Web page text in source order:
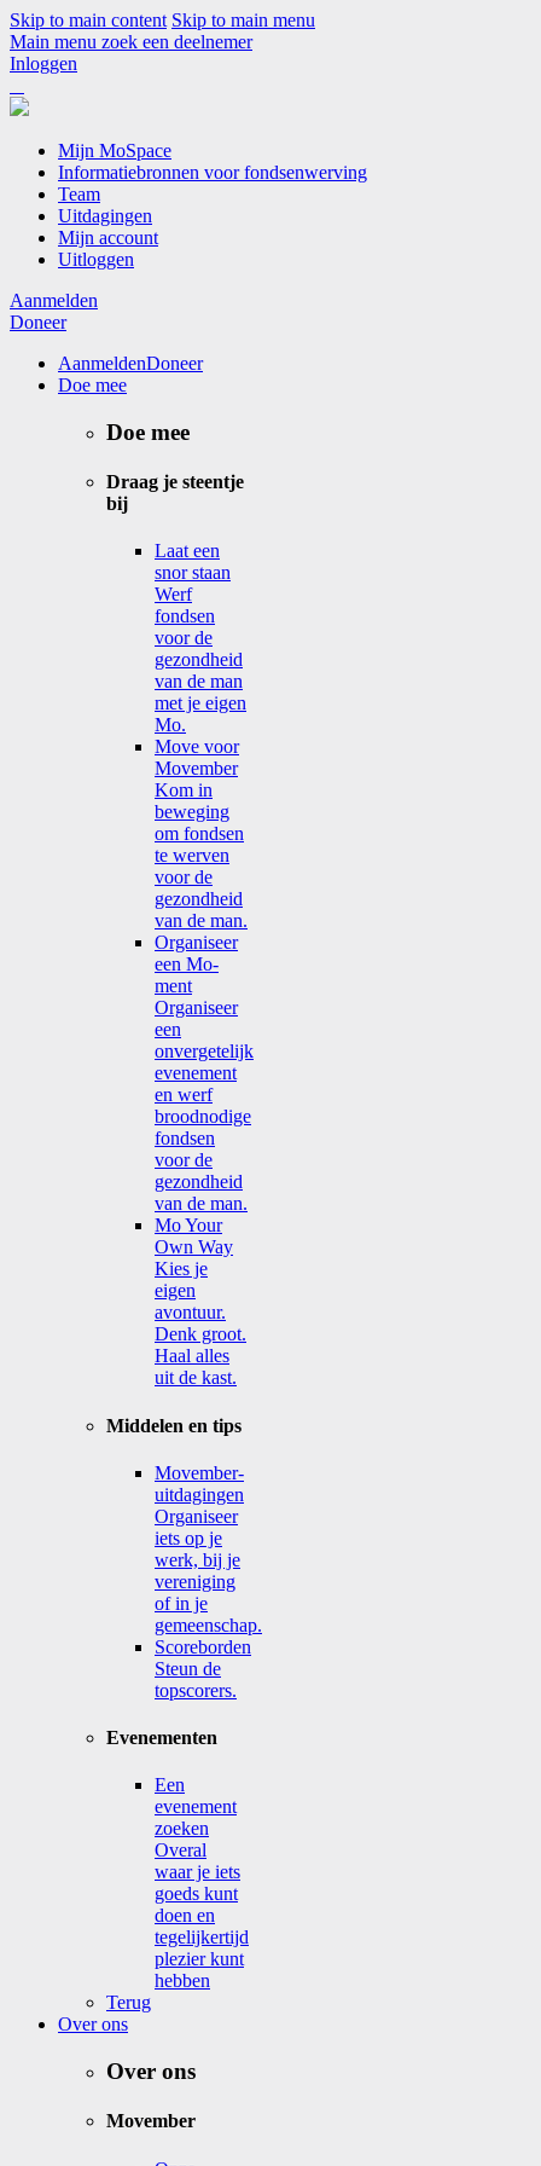
Skip to main content Skip to main menu
Main menu zoek een deelnemer
Inloggen
Mijn MoSpace
Informatiebronnen voor fondsenwerving
Team
Uitdagingen
Mijn account
Uitloggen
Aanmelden
Doneer
AanmeldenDoneer
Doe mee
Doe mee
Draag je steentje
bij
Laat een
snor staan
Werf
fondsen
voor de
gezondheid
van de man
met je eigen
Mo.
Move voor
Movember
Kom in
beweging
om fondsen
te werven
voor de
gezondheid
van de man.
Organiseer
een Mo-
ment
Organiseer
een
onvergetelijk
evenement
en werf
broodnodige
fondsen
voor de
gezondheid
van de man.
Mo Your
Own Way
Kies je
eigen
avontuur.
Denk groot.
Haal alles
uit de kast.
Middelen en tips
Movember-
uitdagingen
Organiseer
iets op je
werk, bij je
vereniging
of in je
gemeenschap.
Scoreborden
Steun de
topscorers.
Evenementen
Een
evenement
zoeken
Overal
waar je iets
goeds kunt
doen en
tegelijkertijd
plezier kunt
hebben
Terug
Over ons
Over ons
Movember